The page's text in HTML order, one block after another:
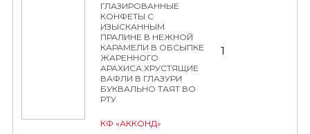
ГЛАЗИРОВАННЫЕ
КОНФЕТЫ С
ИЗЫСКАННЫМ
ПРАЛИНЕ В НЕЖНОЙ
КАРАМЕЛИ В ОБСЫПКЕ
ЖАРЕННОГО
АРАХИСА.ХРУСТЯЩИЕ
ВАФЛИ В ГЛАЗУРИ
БУКВАЛЬНО ТАЯТ ВО
РТУ.
КФ «АККОНД»
1